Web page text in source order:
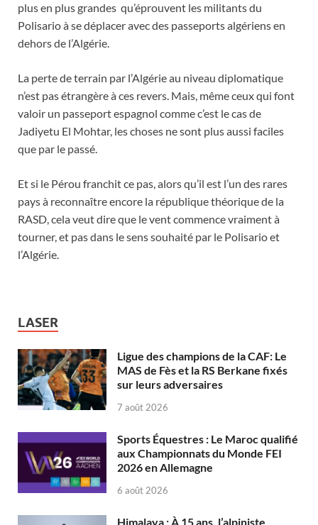
plus en plus grandes qu’éprouvent les militants du
Polisario à se déplacer avec des passeports algériens en
dehors de l’Algérie.
La perte de terrain par l’Algérie au niveau diplomatique
n’est pas étrangère à ces revers. Mais, même ceux qui font
valoir un passeport espagnol comme c’est le cas de
Jadiyetu El Mohtar, les choses ne sont plus aussi faciles
que par le passé.
Et si le Pérou franchit ce pas, alors qu’il est l’un des rares
pays à reconnaître encore la république théorique de la
RASD, cela veut dire que le vent commence vraiment à
tourner, et pas dans le sens souhaité par le Polisario et
l’Algérie.
LASER
Ligue des champions de la CAF: Le
MAS de Fès et la RS Berkane fixés
sur leurs adversaires
7 août 2026
Sports Équestres : Le Maroc qualifié
aux Championnats du Monde FEI
2026 en Allemagne
6 août 2026
Himalaya : À 15 ans, l’alpiniste